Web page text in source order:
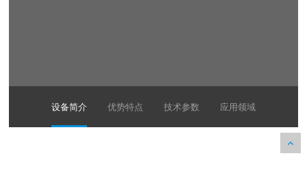
设备简介 优势特点 技术参数 应用领域